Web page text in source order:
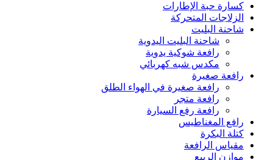
كسارة حبة الإطارات
الزلاجات المتحركة
شاحنة البليت
شاحنة البليت اليدوية
رافعة شوكية يدوية
مكدس شبه كهربائي
رافعة صغيرة
رافعة صغيرة في الهواء الطلق
رافعة متجر
رافعة رفع السيارة
رافع المغناطيس
كتلة البكرة
مقياس الرافعة
موازن الربيع